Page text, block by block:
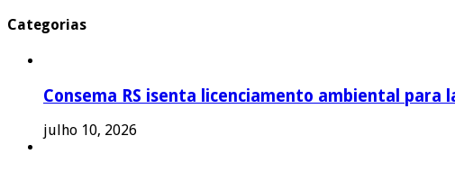
Categorias
Consema RS isenta licenciamento ambiental para
julho 10, 2026